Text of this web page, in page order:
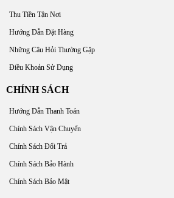
Thu Tiền Tận Nơi
Hướng Dẫn Đặt Hàng
Những Câu Hỏi Thường Gặp
Điều Khoản Sử Dụng
CHÍNH SÁCH
Hướng Dẫn Thanh Toán
Chính Sách Vận Chuyển
Chính Sách Đổi Trả
Chính Sách Bảo Hành
Chính Sách Bảo Mật